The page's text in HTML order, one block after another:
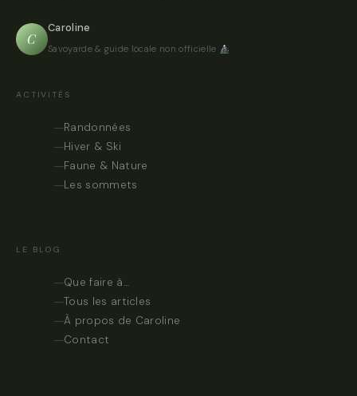
C
Caroline
Savoyarde & guide locale non officielle
ACTIVITÉS
Randonnées
Hiver & Ski
Faune & Nature
Les sommets
LE BLOG
Que faire à…
Tous les articles
À propos de Caroline
Contact